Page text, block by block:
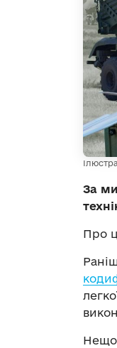
За
Про